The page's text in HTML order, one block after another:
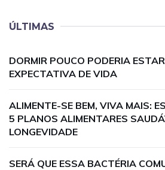
ÚLTIMAS
DORMIR POUCO PODERIA
EXPECTATIVA DE VIDA
ALIMENTE-SE BEM, VIVA MAIS:
5 PLANOS ALIMENTARES
LONGEVIDADE
SERÁ QUE ESSA BACTÉRIA